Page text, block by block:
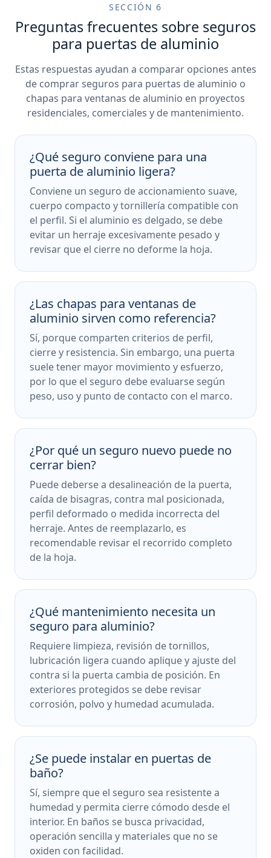
SECCIÓN 6
Preguntas frecuentes sobre seguros
para puertas de aluminio
Estas respuestas ayudan a comparar opciones antes
de comprar seguros para puertas de aluminio o
chapas para ventanas de aluminio en proyectos
residenciales, comerciales y de mantenimiento.
¿Qué seguro conviene para una
puerta de aluminio ligera?
Conviene un seguro de accionamiento suave,
cuerpo compacto y tornillería compatible con
el perfil. Si el aluminio es delgado, se debe
evitar un herraje excesivamente pesado y
revisar que el cierre no deforme la hoja.
¿Las chapas para ventanas de
aluminio sirven como referencia?
Sí, porque comparten criterios de perfil,
cierre y resistencia. Sin embargo, una puerta
suele tener mayor movimiento y esfuerzo,
por lo que el seguro debe evaluarse según
peso, uso y punto de contacto con el marco.
¿Por qué un seguro nuevo puede no
cerrar bien?
Puede deberse a desalineación de la puerta,
caída de bisagras, contra mal posicionada,
perfil deformado o medida incorrecta del
herraje. Antes de reemplazarlo, es
recomendable revisar el recorrido completo
de la hoja.
¿Qué mantenimiento necesita un
seguro para aluminio?
Requiere limpieza, revisión de tornillos,
lubricación ligera cuando aplique y ajuste del
contra si la puerta cambia de posición. En
exteriores protegidos se debe revisar
corrosión, polvo y humedad acumulada.
¿Se puede instalar en puertas de
baño?
Sí, siempre que el seguro sea resistente a
humedad y permita cierre cómodo desde el
interior. En baños se busca privacidad,
operación sencilla y materiales que no se
oxiden con facilidad.